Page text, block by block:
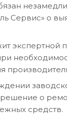
Сервис» о
экспертной
о
средств.